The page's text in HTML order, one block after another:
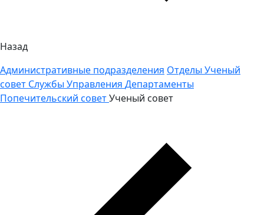
Назад
Административные подразделения Отделы Ученый
совет Службы Управления Департаменты
Попечительский советУченый совет